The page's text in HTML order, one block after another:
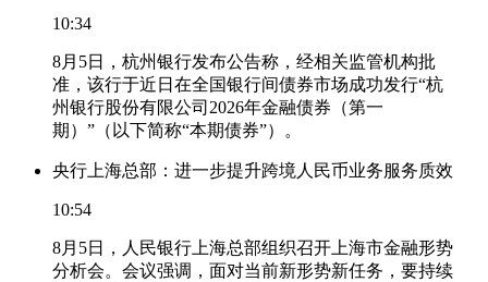
10:34
8月5日，杭州银行发布公告称，经相关监管机构批
准，该行于近日在全国银行间债券市场成功发行“杭
州银行股份有限公司2026年金融债券（第一
期）”（以下简称“本期债券”）。
央行上海总部：进一步提升跨境人民币业务服务质效
10:54
8月5日，人民银行上海总部组织召开上海市金融形势
分析会。会议强调，面对当前新形势新任务，要持续